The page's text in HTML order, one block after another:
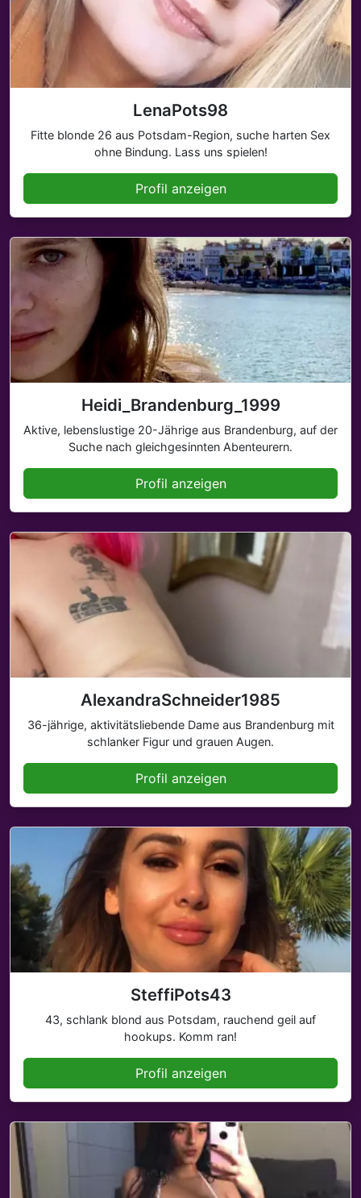
LenaPots98
Fitte blonde 26 aus Potsdam-Region, suche harten Sex
ohne Bindung. Lass uns spielen!
Profil anzeigen
Heidi_Brandenburg_1999
Aktive, lebenslustige 20-Jährige aus Brandenburg, auf der
Suche nach gleichgesinnten Abenteurern.
Profil anzeigen
AlexandraSchneider1985
36-jährige, aktivitätsliebende Dame aus Brandenburg mit
schlanker Figur und grauen Augen.
Profil anzeigen
SteffiPots43
43, schlank blond aus Potsdam, rauchend geil auf
hookups. Komm ran!
Profil anzeigen